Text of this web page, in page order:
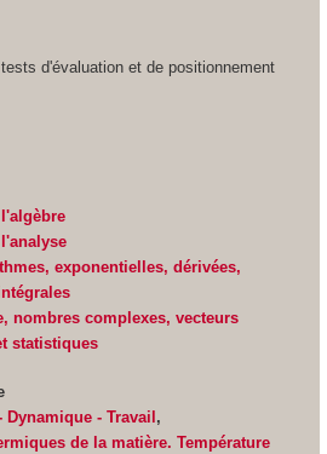
d'évaluation et de positionnement
exponentielles, dérivées,
nombres complexes, vecteurs
statistiques
- Travail ,
de la matière. Température